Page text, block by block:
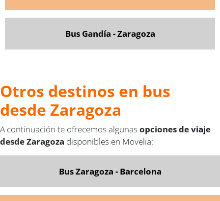
Bus Gandía - Zaragoza
Otros destinos en bus
desde Zaragoza
A continuación te ofrecemos algunas opciones de viaje
desde Zaragoza disponibles en Movelia:
Bus Zaragoza - Barcelona